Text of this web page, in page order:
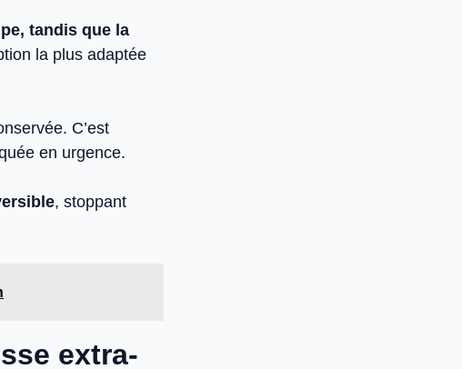
tandis que la
la plus adaptée
C’est
en urgence.
, stoppant
extra-